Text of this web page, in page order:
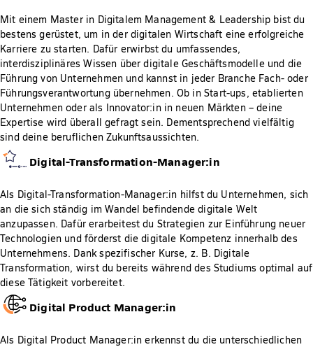
Mit einem Master in Digitalem Management & Leadership bist du
bestens gerüstet, um in der digitalen Wirtschaft eine erfolgreiche
Karriere zu starten. Dafür erwirbst du umfassendes,
interdisziplinäres Wissen über digitale Geschäftsmodelle und die
Führung von Unternehmen und kannst in jeder Branche Fach- oder
Führungsverantwortung übernehmen. Ob in Start-ups, etablierten
Unternehmen oder als Innovator:in in neuen Märkten – deine
Expertise wird überall gefragt sein. Dementsprechend vielfältig
sind deine beruflichen Zukunftsaussichten.
Digital-Transformation-Manager:in
Als Digital-Transformation-Manager:in hilfst du Unternehmen, sich
an die sich ständig im Wandel befindende digitale Welt
anzupassen. Dafür erarbeitest du Strategien zur Einführung neuer
Technologien und förderst die digitale Kompetenz innerhalb des
Unternehmens. Dank spezifischer Kurse, z. B. Digitale
Transformation, wirst du bereits während des Studiums optimal auf
diese Tätigkeit vorbereitet.
Digital Product Manager:in
Als Digital Product Manager:in erkennst du die unterschiedlichen